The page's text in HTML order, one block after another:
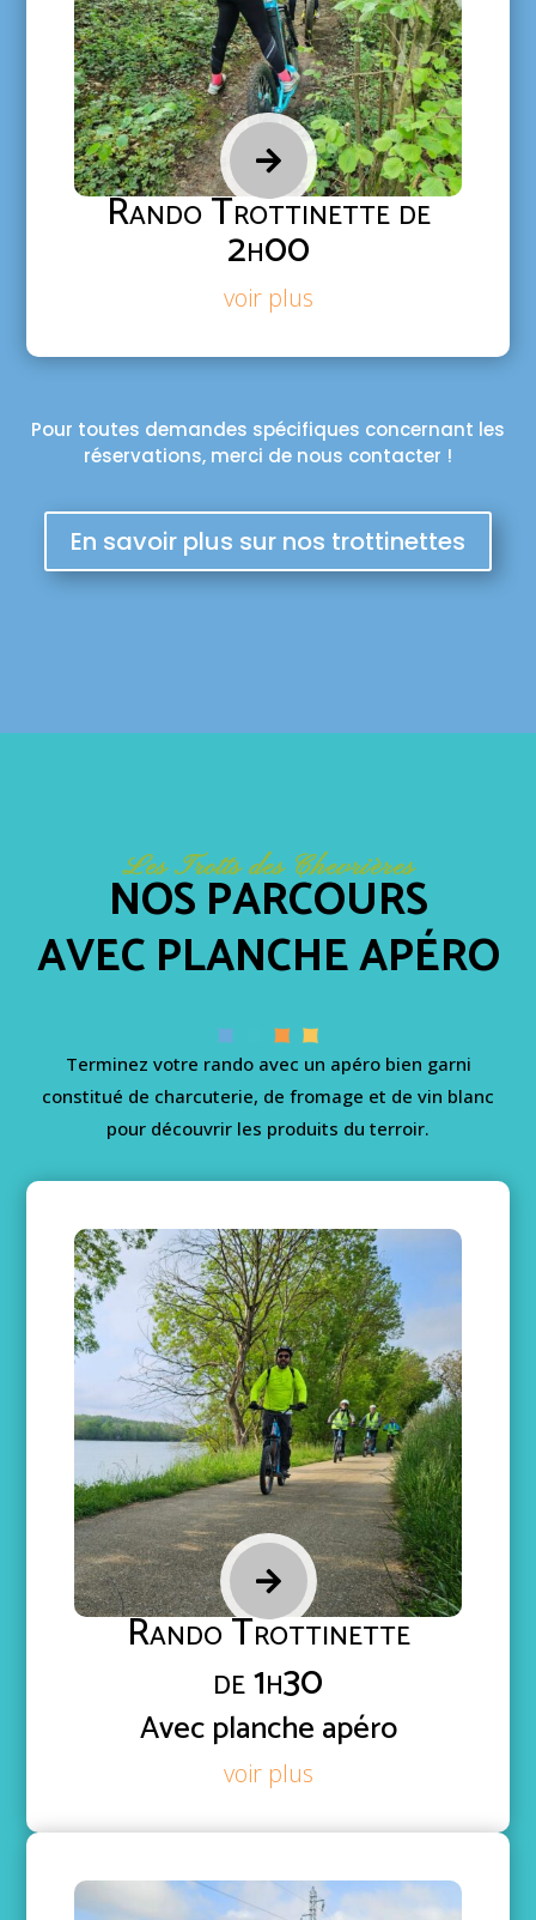

Rando Trottinette de
2h00
voir plus
Pour toutes demandes spécifiques concernant les
réservations, merci de nous contacter !
En savoir plus sur nos trottinettes
Les Trotts des Chevrières
NOS PARCOURS
AVEC PLANCHE APÉRO
Terminez votre rando avec un apéro bien garni
constitué de charcuterie, de fromage et de vin blanc
pour découvrir les produits du terroir.

Rando Trottinette
de 1h30
Avec planche apéro
voir plus